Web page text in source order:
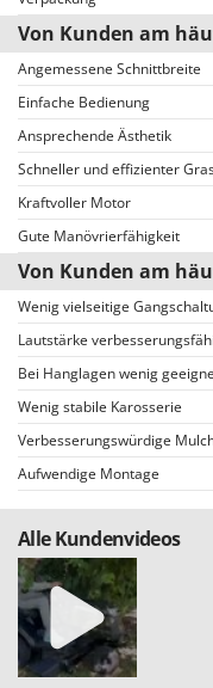
nachdem Sie sich
Alle Bewertungen, sowohl
Ausschluss oder Zensur
unangemessenen Texten
Privatsphäre von Personen.
Alle Bewertungen, sowohl
Benutzer leicht eingesehen
vereinfachte Auswahl
positiven oder negativen
Von Kunden am
Angemessene Schnittbreite
Einfache Bedienung
Ansprechende Ästhetik
Schneller und effizienter
Kraftvoller Motor
Gute Manövrierfähigkeit
Von Kunden am
Wenig vielseitige
Lautstärke
Bei Hanglagen wenig
Wenig stabile Karosserie
Verbesserungswürdige
Aufwendige Montage
Alle Kundenvideos